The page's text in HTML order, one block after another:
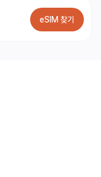
eSIM 찾기